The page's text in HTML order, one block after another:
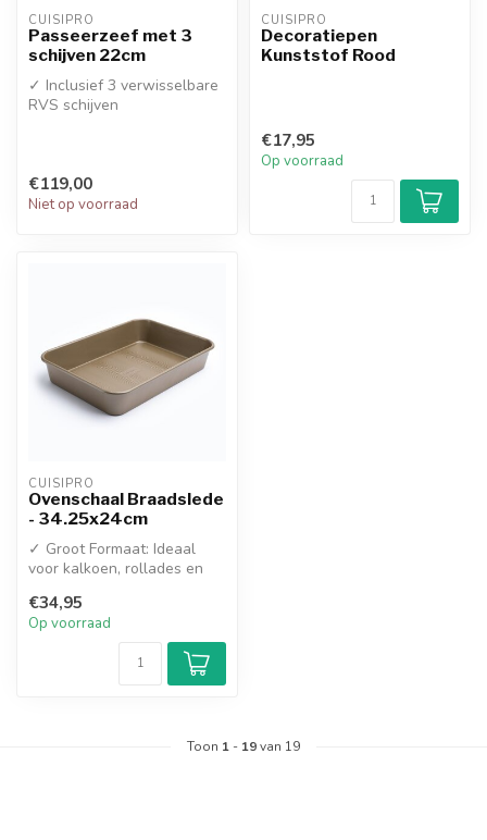
CUISIPRO
Passeerzeef met 3
schijven 22cm
✓ Inclusief 3 verwisselbare
RVS schijven
€119,00
Niet op voorraad
CUISIPRO
Decoratiepen
Kunststof Rood
€17,95
Op voorraad
CUISIPRO
Ovenschaal Braadslede
- 34.25x24cm
✓ Groot Formaat: Ideaal
voor kalkoen, rollades en
✓ Opt...
€34,95
Op voorraad
Toon 1 - 19van 19